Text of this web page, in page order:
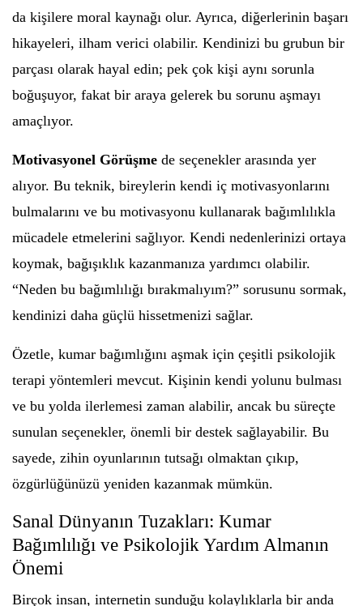
da kişilere moral kaynağı olur. Ayrıca, diğerlerinin başarı
hikayeleri, ilham verici olabilir. Kendinizi bu grubun bir
parçası olarak hayal edin; pek çok kişi aynı sorunla
boğuşuyor, fakat bir araya gelerek bu sorunu aşmayı
amaçlıyor.
Motivasyonel Görüşme de seçenekler arasında yer
alıyor. Bu teknik, bireylerin kendi iç motivasyonlarını
bulmalarını ve bu motivasyonu kullanarak bağımlılıkla
mücadele etmelerini sağlıyor. Kendi nedenlerinizi ortaya
koymak, bağışıklık kazanmanıza yardımcı olabilir.
“Neden bu bağımlılığı bırakmalıyım?” sorusunu sormak,
kendinizi daha güçlü hissetmenizi sağlar.
Özetle, kumar bağımlığını aşmak için çeşitli psikolojik
terapi yöntemleri mevcut. Kişinin kendi yolunu bulması
ve bu yolda ilerlemesi zaman alabilir, ancak bu süreçte
sunulan seçenekler, önemli bir destek sağlayabilir. Bu
sayede, zihin oyunlarının tutsağı olmaktan çıkıp,
özgürlüğünüzü yeniden kazanmak mümkün.
Sanal Dünyanın Tuzakları: Kumar
Bağımlılığı ve Psikolojik Yardım Almanın
Önemi
Birçok insan, internetin sunduğu kolaylıklarla bir anda